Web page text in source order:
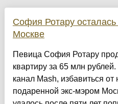
София Ротару осталась
Москве
Певица София Ротару
квартиру за 65 млн
канал Mash, избавиться
подаренной экс-мэром